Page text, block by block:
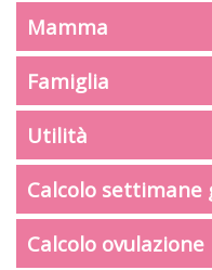
Mamma
Famiglia
Utilità
Calcolo settimane
Calcolo ovulazione